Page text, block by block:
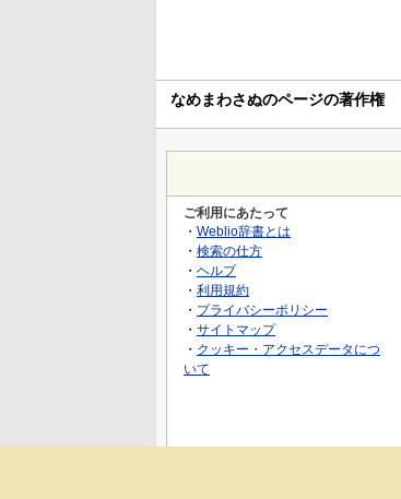
なめまわさぬのページの著作権
ご利用にあたって
・ Weblio辞書とは
・ 検索の仕方
・ ヘルプ
・ 利用規約
・ プライバシーポリシー
・ サイトマップ
・ クッキー・アクセスデータにつ
いて